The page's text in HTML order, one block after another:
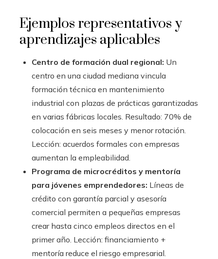
Ejemplos representativos y
aprendizajes aplicables
Centro de formación dual regional: Un
centro en una ciudad mediana vincula
formación técnica en mantenimiento
industrial con plazas de prácticas garantizadas
en varias fábricas locales. Resultado: 70% de
colocación en seis meses y menor rotación.
Lección: acuerdos formales con empresas
aumentan la empleabilidad.
Programa de microcréditos y mentoría
para jóvenes emprendedores: Líneas de
crédito con garantía parcial y asesoría
comercial permiten a pequeñas empresas
crear hasta cinco empleos directos en el
primer año. Lección: financiamiento +
mentoría reduce el riesgo empresarial.